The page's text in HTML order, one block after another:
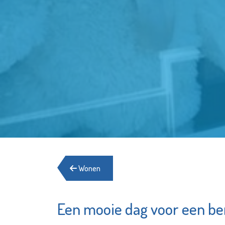
Wonen
Een mooie dag voor een
Fundament
St.-